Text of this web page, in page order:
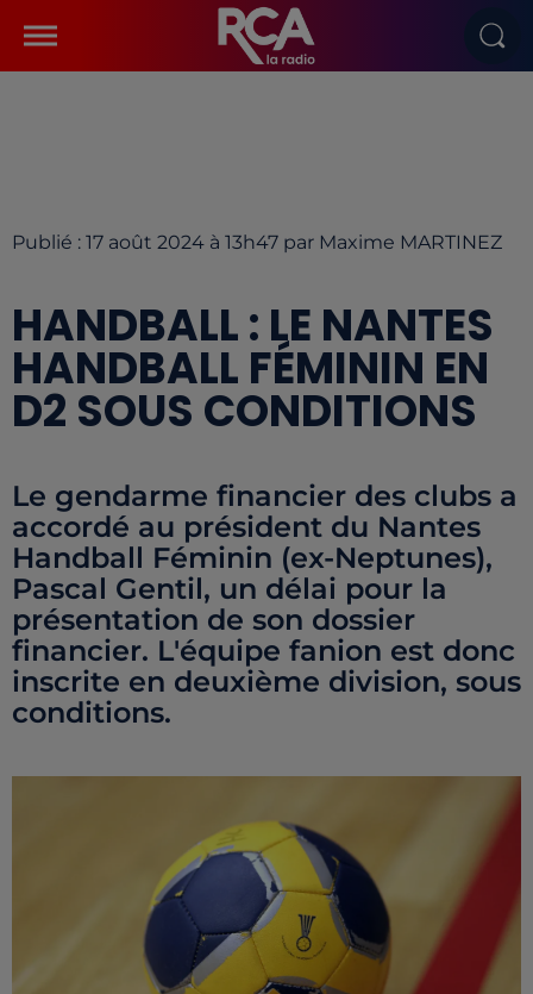
Publié : 17 août 2024 à 13h47 par Maxime MARTINEZ
HANDBALL : LE NANTES
HANDBALL FÉMININ EN
D2 SOUS CONDITIONS
Le gendarme financier des clubs a
accordé au président du Nantes
Handball Féminin (ex-Neptunes),
Pascal Gentil, un délai pour la
présentation de son dossier
financier. L'équipe fanion est donc
inscrite en deuxième division, sous
conditions.